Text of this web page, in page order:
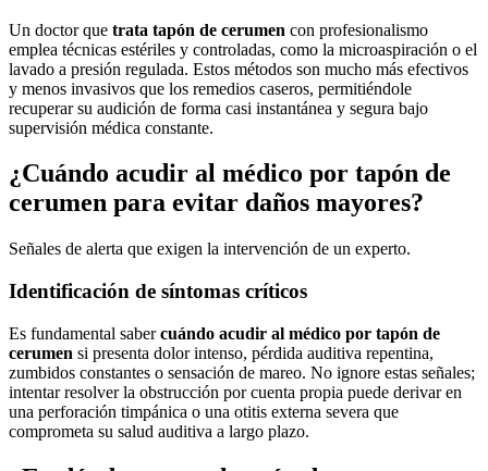
Un doctor que trata tapón de cerumen con profesionalismo
emplea técnicas estériles y controladas, como la microaspiración o el
lavado a presión regulada. Estos métodos son mucho más efectivos
y menos invasivos que los remedios caseros, permitiéndole
recuperar su audición de forma casi instantánea y segura bajo
supervisión médica constante.
¿Cuándo acudir al médico por tapón de
cerumen para evitar daños mayores?
Señales de alerta que exigen la intervención de un experto.
Identificación de síntomas críticos
Es fundamental sabercuándo acudir al médico por tapón de
cerumen si presenta dolor intenso, pérdida auditiva repentina,
zumbidos constantes o sensación de mareo. No ignore estas señales;
intentar resolver la obstrucción por cuenta propia puede derivar en
una perforación timpánica o una otitis externa severa que
comprometa su salud auditiva a largo plazo.